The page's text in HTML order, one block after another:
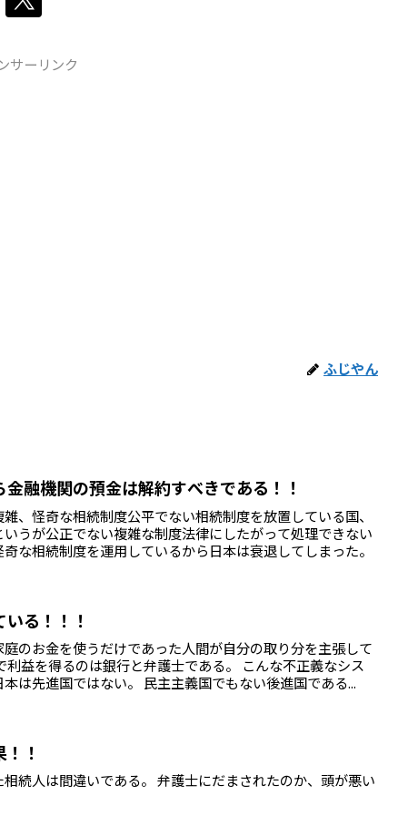
サーリンク
ふじやん
融機関の預金は解約すべきである！！
、怪奇な相続制度公平でない相続制度を放置している国、
うが公正でない複雑な制度法律にしたがって処理できない
な相続制度を運用しているから日本は衰退してしまった。
る！！！
のお金を使うだけであった人間が自分の取り分を主張して
益を得るのは銀行と弁護士である。 こんな不正義なシス
は先進国ではない。 民主主義国でもない後進国である...
！
続人は間違いである。 弁護士にだまされたのか、頭が悪い